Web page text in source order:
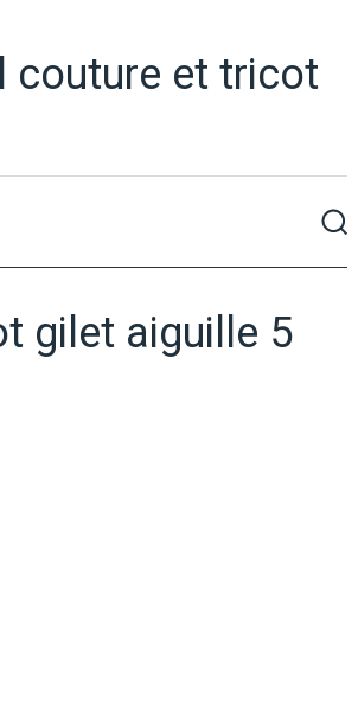
couture et tricot
gilet aiguille 5